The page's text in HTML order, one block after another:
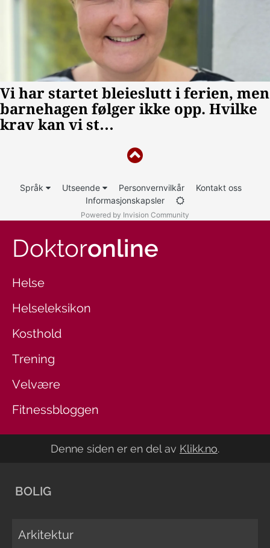
Språk Utseende Personvernvilkår
Kontakt oss
Informasjonskapsler
Powered by Invision Community
Doktoronline
Helse
Helseleksikon
Kosthold
Trening
Velvære
Fitnessbloggen
Denne siden er en del av Klikk.no.
BOLIG
Arkitektur